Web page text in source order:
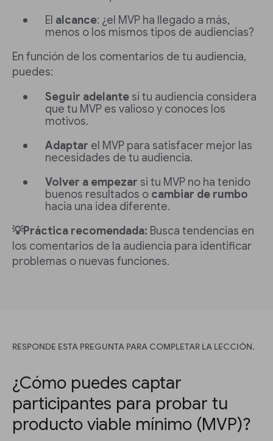
El alcance: ¿el MVP ha llegado a más,
menos o los mismos tipos de audiencias?
En función de los comentarios de tu audiencia,
puedes:
Seguir adelante si tu audiencia considera
que tu MVP es valioso y conoces los
motivos.
Adaptar el MVP para satisfacer mejor las
necesidades de tu audiencia.
Volver a empezar si tu MVP no ha tenido
buenos resultados o cambiar de rumbo
hacia una idea diferente.
💡Práctica recomendada: Busca tendencias en
los comentarios de la audiencia para identificar
problemas o nuevas funciones.
RESPONDE ESTA PREGUNTA PARA COMPLETAR LA LECCIÓN.
¿Cómo puedes captar
participantes para probar tu
producto viable mínimo (MVP)?